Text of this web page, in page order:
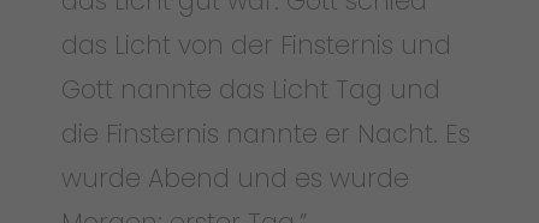
das Licht von der Finsternis und
Gott nannte das Licht Tag und
die Finsternis nannte er Nacht. Es
wurde Abend und es wurde